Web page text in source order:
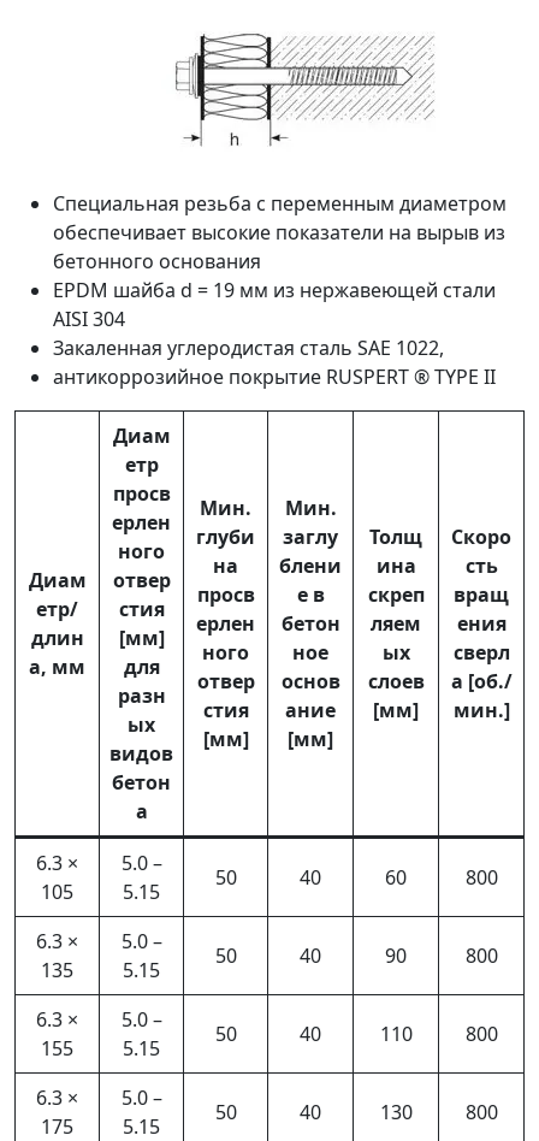
Специальная резьба с переменным диаметром
обеспечивает высокие показатели на вырыв из
бетонного основания
EPDM шайба d = 19 мм из нержавеющей стали
AISI 304
Закаленная углеродистая сталь SAE 1022,
антикоррозийное покрытие RUSPERT ® TYPE II
Диам
етр/
длин
а, мм
Диам
етр
просв
ерлен
ного
отвер
стия
[мм]
для
разн
ых
видов
бетон
а
Мин.
глуби
на
просв
ерлен
ного
отвер
стия
[мм]
Мин.
заглу
блени
е в
бетон
ное
основ
ание
[мм]
Толщ
ина
скреп
ляем
ых
слоев
[мм]
Скоро
сть
вращ
ения
сверл
а [об./
мин.]
6.3 ×
105
5.0 –
5.15
50 40 60 800
6.3 ×
135
5.0 –
5.15
50 40 90 800
6.3 ×
155
5.0 –
5.15
50 40 110 800
6.3 ×
175
5.0 –
5.15
50 40 130 800